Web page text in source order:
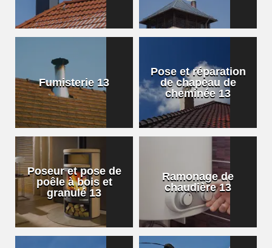
Fumisterie 13
Pose et réparation
de chapeau de
cheminée 13
Poseur et pose de
poêle à bois et
granulé 13
Ramonage de
chaudière 13